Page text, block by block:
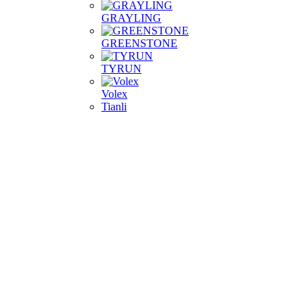
GRAYLING
GREENSTONE
TYRUN
Volex
Tianli